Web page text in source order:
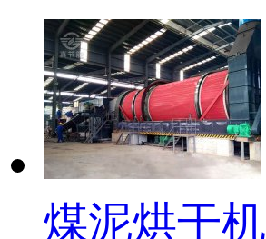
煤泥烘干机